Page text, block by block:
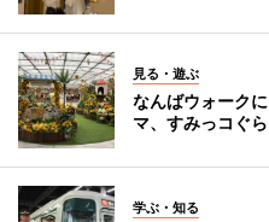
見る・遊ぶ
なんばウォーク
マ、すみっコぐ
学ぶ・知る